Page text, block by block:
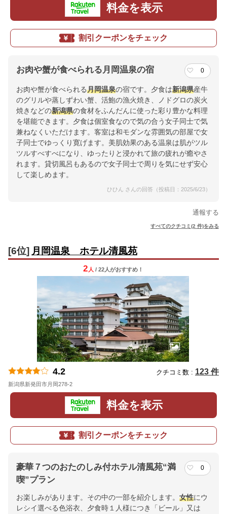
料金を表示
割引クーポンをチェック
お肉や蟹が食べられる月岡温泉の宿 0
お肉や蟹が食べられる月岡温泉の宿です。夕食は新潟県産牛
のグリルや蒸しずわい蟹、活鮑の漁火焼き、ノドグロの炭火
焼きなどの新潟県の食材をふんだんに使った彩り豊かな料理
を堪能できます。夕食は個室食なので気の合う女子同士で気
兼ねなくいただけます。客室は和モダンな雰囲気の部屋で女
子同士でゆっくり寛げます。美肌効果のある温泉は肌がツル
ツルすべすべになり、ゆったりと浸かれて旅の疲れが癒やさ
れます。貸切風呂もあるので女子同士で周りを気にせず安心
して楽しめます。
ひひん さんの回答（投稿日：2025/6/23）
通報する
すべてのクチコミ(2 件)をみる
[6位] 月岡温泉 ホテル清風苑
2 人 / 22人がおすすめ！
4.2 クチコミ数 : 123 件
新潟県新発田市月岡278-2
料金を表示
割引クーポンをチェック
豪華７つのおたのしみ付ホテル清風苑“満
喫”プラン
0
お楽しみがあります。その中の一部を紹介します。 女性にウ
レシイ選べる色浴衣、夕食時１人様につき「ビール」又は